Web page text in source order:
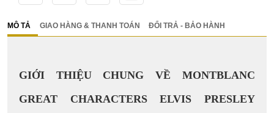
MÔ TẢ GIAO HÀNG & THANH TOÁN ĐỔI TRẢ - BẢO HÀNH
GIỚI THIỆU CHUNG VỀ MONTBLANC
GREAT CHARACTERS ELVIS PRESLEY